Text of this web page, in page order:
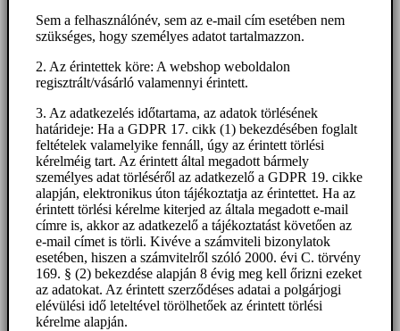
Sem a felhasználónév, sem az e-mail cím esetében nem
szükséges, hogy személyes adatot tartalmazzon.
2. Az érintettek köre: A webshop weboldalon
regisztrált/vásárló valamennyi érintett.
3. Az adatkezelés időtartama, az adatok törlésének
határideje: Ha a GDPR 17. cikk (1) bekezdésében foglalt
feltételek valamelyike fennáll, úgy az érintett törlési
kérelméig tart. Az érintett által megadott bármely
személyes adat törléséről az adatkezelő a GDPR 19. cikke
alapján, elektronikus úton tájékoztatja az érintettet. Ha az
érintett törlési kérelme kiterjed az általa megadott e-mail
címre is, akkor az adatkezelő a tájékoztatást követően az
e-mail címet is törli. Kivéve a számviteli bizonylatok
esetében, hiszen a számvitelről szóló 2000. évi C. törvény
169. § (2) bekezdése alapján 8 évig meg kell őrizni ezeket
az adatokat. Az érintett szerződéses adatai a polgárjogi
elévülési idő leteltével törölhetőek az érintett törlési
kérelme alapján.